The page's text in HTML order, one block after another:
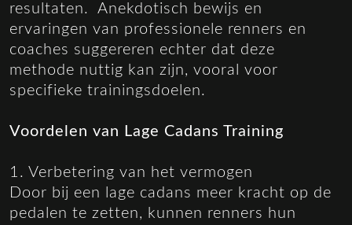
resultaten. Anekdotisch bewijs en
ervaringen van professionele renners en
coaches suggereren echter dat deze
methode nuttig kan zijn, vooral voor
specifieke trainingsdoelen.
Voordelen van Lage Cadans Training
1. Verbetering van het vermogen
Door bij een lage cadans meer kracht op de
pedalen te zetten, kunnen renners hun